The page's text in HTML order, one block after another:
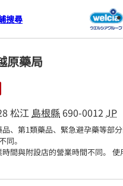
搜尋
原藥局
松江 島根縣 690-0012 JP
、第1類藥品、緊急避孕藥等部
同。
間與附設店的營業時間不同。 使